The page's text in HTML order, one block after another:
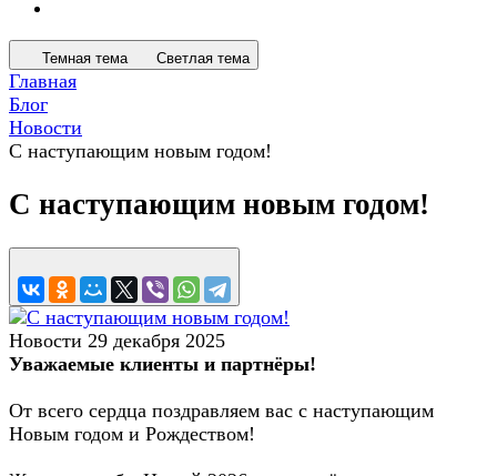
Темная тема Светлая тема
Главная
Блог
Новости
С наступающим новым годом!
С наступающим новым годом!
Новости 29 декабря 2025
Уважаемые клиенты и партнёры!
От всего сердца поздравляем вас с наступающим
Новым годом и Рождеством!